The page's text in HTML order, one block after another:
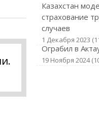
Казахстан
страхование
случаев
1 Декабря 2023
Ограбил в
19 Ноября 2024